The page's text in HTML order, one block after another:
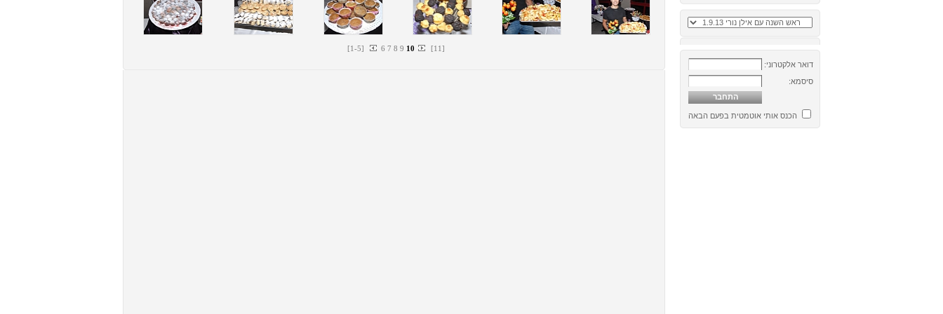
דואר אלקטרוני:
סיסמא:
הכנס אותי אוטמטית בפעם הבאה
[1-5] 6 7 8 9 10 [11]